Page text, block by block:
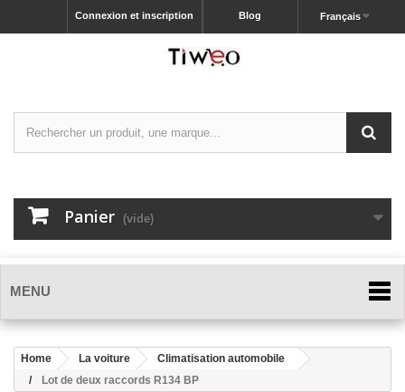
Français
Blog
Connexion et inscription
Panier (vide)
MENU
Home La voiture
Climatisation automobile
Lot de deux raccords R134 BP